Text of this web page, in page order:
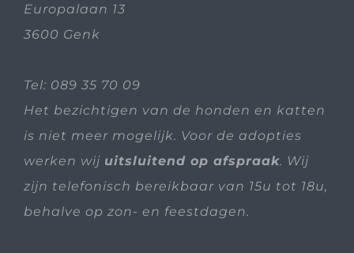
Europalaan 13
3600 Genk
Tel: 089 35 70 09
Het bezichtigen van de honden en katten
is niet meer mogelijk. Voor de adopties
werken wij uitsluitend op afspraak. Wij
zijn telefonisch bereikbaar van 15u tot 18u,
behalve op zon- en feestdagen.